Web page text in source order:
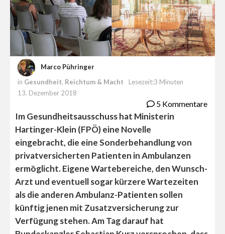
Marco Pühringer
in Gesundheit, Reichtum & Macht
Lesezeit:3 Minuten
13. Dezember 2018
5 Kommentare
Im Gesundheitsausschuss hat Ministerin
Hartinger-Klein (FPÖ) eine Novelle
eingebracht, die eine Sonderbehandlung von
privatversicherten Patienten in Ambulanzen
ermöglicht. Eigene Wartebereiche, den Wunsch-
Arzt und eventuell sogar kürzere Wartezeiten
als die anderen Ambulanz-Patienten sollen
künftig jenen mit Zusatzversicherung zur
Verfügung stehen. Am Tag darauf hat